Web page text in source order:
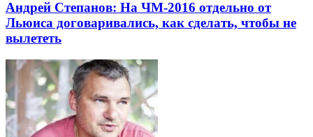
Андрей Степанов: На ЧМ-2016 отдельно от
Льюиса договаривались, как сделать, чтобы не
вылететь